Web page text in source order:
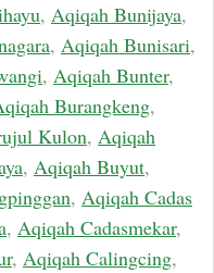
, Aqiqah Bunijaya,
, Aqiqah Bunisari,
, Aqiqah Bunter,
Burangkeng,
Kulon, Aqiqah
, Aqiqah Buyut,
, Aqiqah Cadas
, Aqiqah Cadasmekar,
, Aqiqah Calingcing,